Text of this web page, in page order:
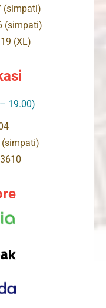
(simpati)
(simpati)
(XL)
19.00)